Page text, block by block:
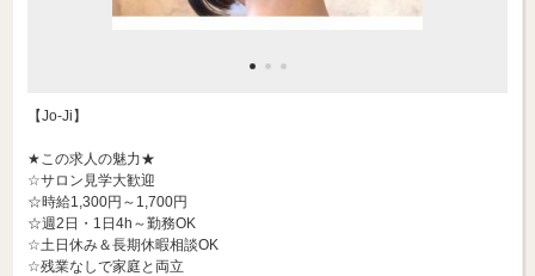
【Jo-Ji】
★この求人の魅力★
☆サロン見学大歓迎
☆時給1,300円～1,700円
☆週2日・1日4h～勤務OK
☆土日休み＆長期休暇相談OK
☆残業なしで家庭と両立